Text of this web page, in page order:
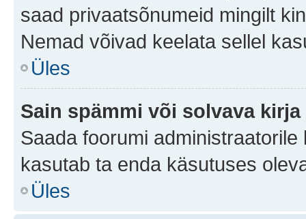
saad privaatsõnumeid mingilt
Nemad võivad keelata sellel
Üles
Sain spämmi või solvava
Saada foorumi
kasutab ta enda käsutuses
Üles